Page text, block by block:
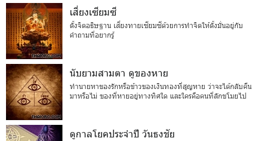
เสี่ยงเซียมซี
ตั้งจิตอธิษฐาน เสี่ยงทายเซียมซีด้วยการทำจิตให้ตั้งมั่นอยู่กับ
คำถามที่อยากรู้
นับยามสามตา ดูของหาย
ทำนายหาของรักหรือข้าวของเงินทองที่สูญหาย ว่าจะได้กลับคืน
มาหรือไม่ ของที่หายอยู่ทางทิศใด และใครคือคนที่ลักขโมยไป
ดูกาลโยคประจำปี วันธงชัย